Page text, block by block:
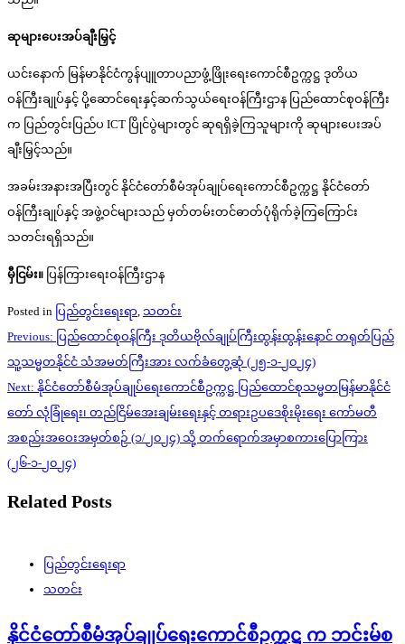
ဆုများပေးအပ်ချီးမြှင့်
ယင်းနောက် မြန်မာနိုင်ငံကွန်ပျူတာပညာဖွံ့ဖြိုးရေးကောင်စီဥက္ကဋ္ဌ ဒုတိယ
ဝန်ကြီးချုပ်နှင့် ပို့ဆောင်ရေးနှင့်ဆက်သွယ်ရေးဝန်ကြီးဌာန ပြည်ထောင်စုဝန်ကြီး
က ပြည်တွင်းပြည်ပ ICT ပြိုင်ပွဲများတွင် ဆုရရှိခဲ့ကြသူများကို ဆုများပေးအပ်
ချီးမြှင့်သည်။
အခမ်းအနားအပြီးတွင် နိုင်ငံတော်စီမံအုပ်ချုပ်ရေးကောင်စီဥက္ကဋ္ဌ နိုင်ငံတော်
ဝန်ကြီးချုပ်နှင့် အဖွဲ့ဝင်များသည် မှတ်တမ်းတင်ဓာတ်ပုံရိုက်ခဲ့ကြကြောင်း
သတင်းရရှိသည်။
မှီငြမ်း။ ပြန်ကြားရေးဝန်ကြီးဌာန
Posted in ပြည်တွင်းရေးရာ, သတင်း
Post
navigation
Previous: ပြည်ထောင်စုဝန်ကြီး ဒုတိယဗိုလ်ချုပ်ကြီးထွန်းထွန်းနောင် တရုတ်ပြည်
သူ့သမ္မတနိုင်ငံ သံအမတ်ကြီးအား လက်ခံတွေ့ဆုံ (၂၅-၁-၂၀၂၄)
Next: နိုင်ငံတော်စီမံအုပ်ချုပ်ရေးကောင်စီဥက္ကဋ္ဌ ပြည်ထောင်စုသမ္မတမြန်မာနိုင်ငံ
တော် လုံခြုံရေး၊ တည်ငြိမ်အေးချမ်းရေးနှင့် တရားဥပဒေစိုးမိုးရေး ကော်မတီ
အစည်းအဝေးအမှတ်စဉ် (၁/၂၀၂၄) သို့ တက်ရောက်အမှာစကားပြောကြား
(၂၆-၁-၂၀၂၄)
Related Posts
ပြည်တွင်းရေးရာ
သတင်း
နိုင်ငံတော်စီမံအုပ်ချုပ်ရေးကောင်စီဥက္ကဋ္ဌ က ဘင်းမ်စ